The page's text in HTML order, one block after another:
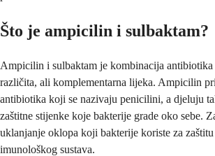
Što je ampicilin i sulbaktam?
Ampicilin i sulbaktam je kombinacija antibiotika
različita, ali komplementarna lijeka. Ampicilin
antibiotika koji se nazivaju penicilini, a djeluju
zaštitne stijenke koje bakterije grade oko sebe.
uklanjanje oklopa koji bakterije koriste za
imunološkog sustava.